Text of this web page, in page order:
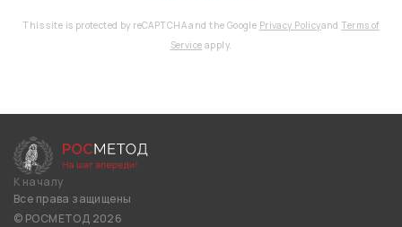
This site is protected by reCAPTCHA and the Google Privacy PolicyandTerms of
Service apply.
К началу
Все права защищены
© РОСМЕТОД 2026